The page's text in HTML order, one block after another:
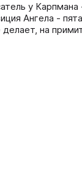
у
Ангела -
на